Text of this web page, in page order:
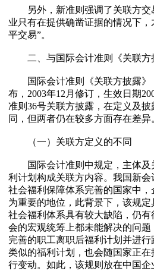
另外，新准则强调了关联方交
业只有在提供确凿证据的情况下
平交易”。
二、与国际会计准则《关联方
国际会计准则《关联方披露》
布，2003年12月修订，生效日期
准则36号关联方披露，在定义及
同，但两者仍在较多方面存在差异
（一）关联方定义的不同
国际会计准则中规定，主体及
利计划构成关联方内容。我国新
社会福利保障体系完善的国家中
为重要的地位，此背景下，该规定
社会福利体系具有较大缺陷，仍
会的宏观统筹上都未能解决的问
完善的职工离职后福利计划并进
类似的福利计划，也会随国家正
行变动。如此，该规则放在中国